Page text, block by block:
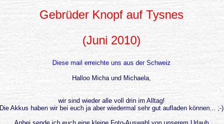
Gebrüder Knopf auf Tysnes
(Juni 2010)
Diese mail erreichte uns aus der Schweiz
Halloo Micha und Michaela,
wir sind wieder alle voll drin im Alltag!
Die Akkus haben wir bei euch ja aber wiedermal sehr gut aufladen können... ;-)